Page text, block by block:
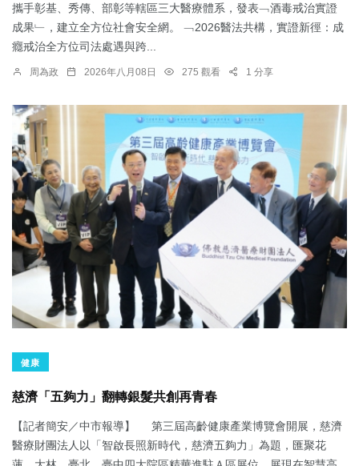
攜手彰基、秀傳、部彰等轄區三大醫療體系，發表﹁酒毒戒治實證
成果﹂，建立全方位社會安全網。 ﹁2026醫法共構，實證新徑：成
癮戒治全方位司法處遇與跨...
周為政 2026年八月08日 275 觀看 1 分享
健康
慈濟「五夠力」翻轉銀髮共創再青春
【記者簡安／中市報導】 第三屆高齡健康產業博覽會開展，慈濟
醫療財團法人以「智啟長照新時代，慈濟五夠力」為題，匯聚花